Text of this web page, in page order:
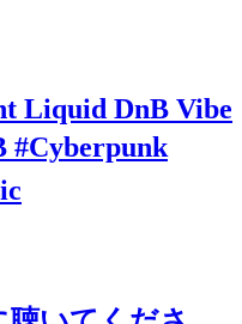
Liquid DnB Vibe
#Cyberpunk